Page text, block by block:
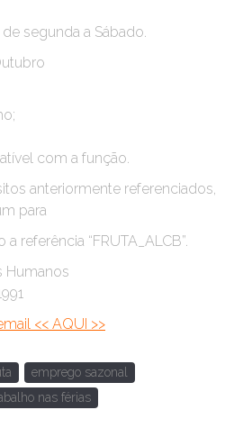
segunda a Sábado.
com a função.
anteriormente referenciados,
para
referência “FRUTA_ALCB”.
Humanos
<< AQUI >>
emprego sazonal
nas férias